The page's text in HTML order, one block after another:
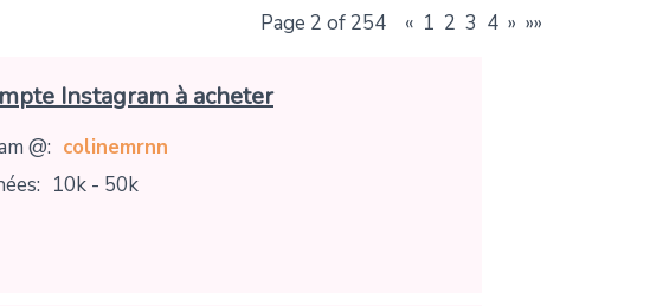
Page 2 of 254
« 1 2 3 4 » »»
Instagram à acheter
@: colinemrnn
10k - 50k